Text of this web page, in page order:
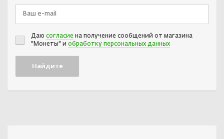
Даю согласие на получение сообщений от магазина
"Монеты" и обработку персональных данных